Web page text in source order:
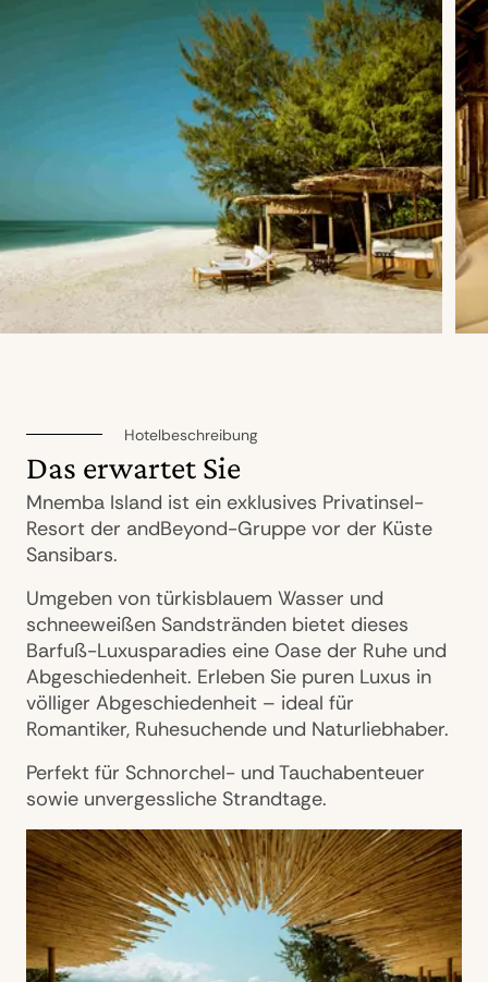
Hotelbeschreibung
Das erwartet Sie
Mnemba Island ist ein exklusives Privatinsel-
Resort der andBeyond-Gruppe vor der Küste
Sansibars.
Umgeben von türkisblauem Wasser und
schneeweißen Sandstränden bietet dieses
Barfuß-Luxusparadies eine Oase der Ruhe und
Abgeschiedenheit. Erleben Sie puren Luxus in
völliger Abgeschiedenheit – ideal für
Romantiker, Ruhesuchende und Naturliebhaber.
Perfekt für Schnorchel- und Tauchabenteuer
sowie unvergessliche Strandtage.